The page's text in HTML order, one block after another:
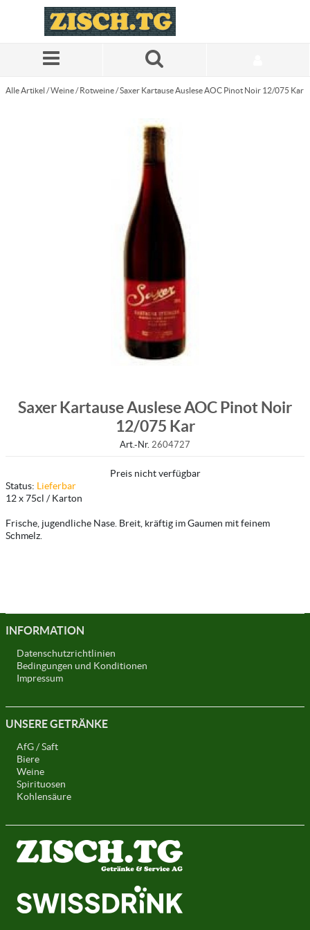
Zum Hauptinhalt springen
Alle Artikel /Weine / Rotweine /Saxer Kartause Auslese AOC Pinot Noir 12/075 Kar
Saxer Kartause Auslese AOC Pinot Noir
12/075 Kar
Art.-Nr. 2604727
Preis nicht verfügbar
Status: Lieferbar
12 x 75cl / Karton
Frische, jugendliche Nase. Breit, kräftig im Gaumen mit feinem
Schmelz.
INFORMATION
Datenschutzrichtlinien
Bedingungen und Konditionen
Impressum
UNSERE GETRÄNKE
AfG / Saft
Biere
Weine
Spirituosen
Kohlensäure